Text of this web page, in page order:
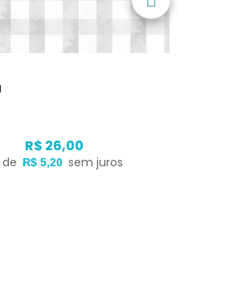
R$ 26,00
de R$ 5,20 sem juros